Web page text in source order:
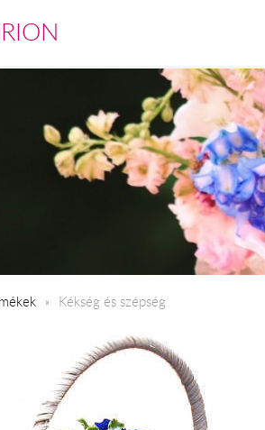
Kékség és szépség